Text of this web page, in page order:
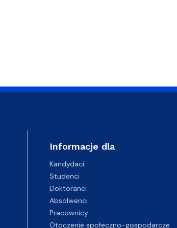
Informacje dla
Kandydaci
Studenci
Doktoranci
Absolwenci
Pracownicy
Otoczenie społeczno-gospodarcze